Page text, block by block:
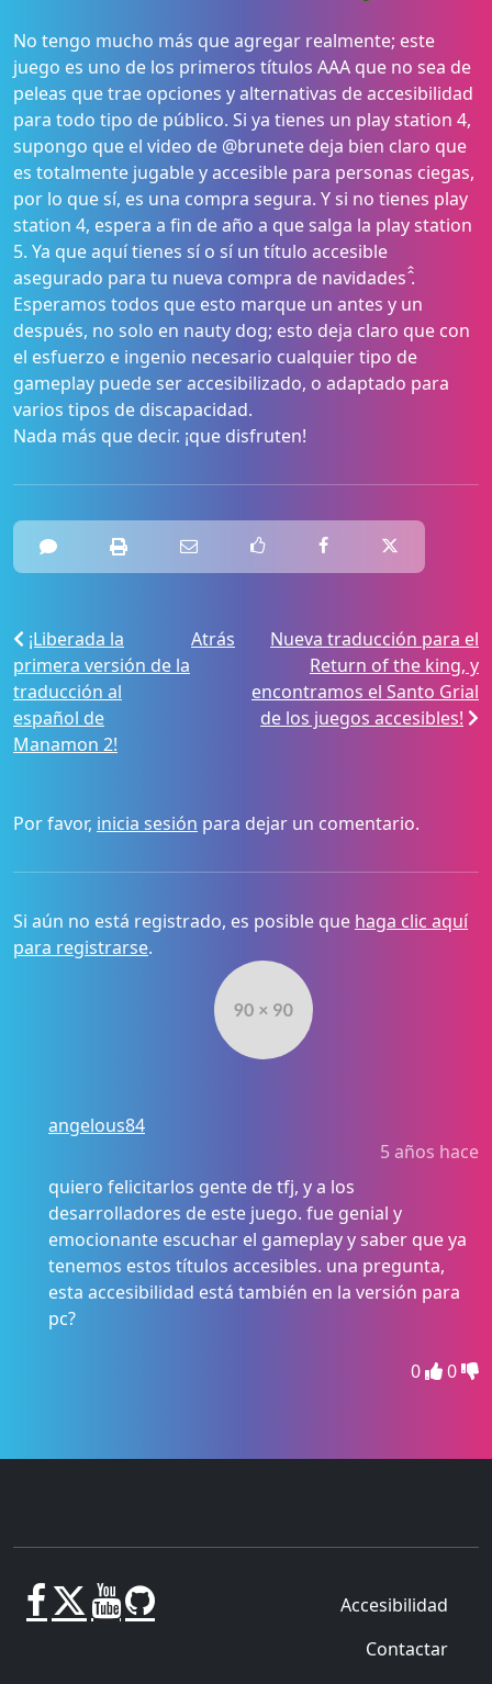
No tengo mucho más que agregar realmente; este
juego es uno de los primeros títulos AAA que no sea de
peleas que trae opciones y alternativas de accesibilidad
para todo tipo de público. Si ya tienes un play station 4,
supongo que el video de @brunete deja bien claro que
es totalmente jugable y accesible para personas ciegas,
por lo que sí, es una compra segura. Y si no tienes play
station 4, espera a fin de año a que salga la play station
5. Ya que aquí tienes sí o sí un título accesible
asegurado para tu nueva compra de navidades ̂̂.
Esperamos todos que esto marque un antes y un
después, no solo en nauty dog; esto deja claro que con
el esfuerzo e ingenio necesario cualquier tipo de
gameplay puede ser accesibilizado, o adaptado para
varios tipos de discapacidad.
Nada más que decir. ¡que disfruten!
¡Liberada la
primera versión de la
traducción al
español de
Manamon 2!
Atrás
Nueva traducción para el
Return of the king, y
encontramos el Santo Grial
de los juegos accesibles!
Por favor, inicia sesión para dejar un comentario.
Si aún no está registrado, es posible que haga clic aquí
para registrarse.
angelous84
5 años hace
quiero felicitarlos gente de tfj, y a los
desarrolladores de este juego. fue genial y
emocionante escuchar el gameplay y saber que ya
tenemos estos títulos accesibles. una pregunta,
esta accesibilidad está también en la versión para
pc?
0 0
Accesibilidad
Contactar